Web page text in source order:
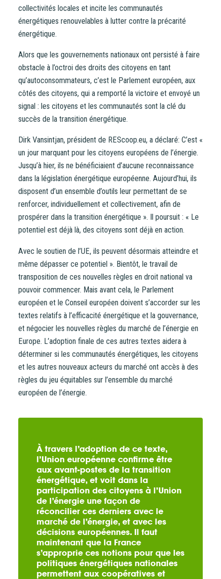
collectivités locales et incite les communautés
énergétiques renouvelables à lutter contre la précarité
énergétique.
Alors que les gouvernements nationaux ont persisté à faire
obstacle à l’octroi des droits des citoyens en tant
qu’autoconsommateurs, c’est le Parlement européen, aux
côtés des citoyens, qui a remporté la victoire et envoyé un
signal : les citoyens et les communautés sont la clé du
succès de la transition énergétique.
Dirk Vansintjan, président de REScoop.eu, a déclaré: C’est «
un jour marquant pour les citoyens européens de l’énergie.
Jusqu’à hier, ils ne bénéficiaient d’aucune reconnaissance
dans la législation énergétique européenne. Aujourd’hui, ils
disposent d’un ensemble d’outils leur permettant de se
renforcer, individuellement et collectivement, afin de
prospérer dans la transition énergétique ». Il poursuit : « Le
potentiel est déjà là, des citoyens sont déjà en action.
Avec le soutien de l’UE, ils peuvent désormais atteindre et
même dépasser ce potentiel ». Bientôt, le travail de
transposition de ces nouvelles règles en droit national va
pouvoir commencer. Mais avant cela, le Parlement
européen et le Conseil européen doivent s’accorder sur les
textes relatifs à l’efficacité énergétique et la gouvernance,
et négocier les nouvelles règles du marché de l’énergie en
Europe. L’adoption finale de ces autres textes aidera à
déterminer si les communautés énergétiques, les citoyens
et les autres nouveaux acteurs du marché ont accès à des
règles du jeu équitables sur l’ensemble du marché
européen de l’énergie.
À travers l’adoption de ce texte,
l’Union européenne confirme être
aux avant-postes de la transition
énergétique, et voit dans la
participation des citoyens à l’Union
de l’énergie une façon de
réconcilier ces derniers avec le
marché de l’énergie, et avec les
décisions européennes. Il faut
maintenant que la France
s’approprie ces notions pour que les
politiques énergétiques nationales
permettent aux coopératives et
d’Énergie Partagée, nous vous invitons à consulter le
document d’information synthétique (DIS).
(société, …), votre souscription peut être soumise à
validation par nos instances avant d’être effective.
Un problème, une question ?Consultez notre FAQou
contactez-nous.